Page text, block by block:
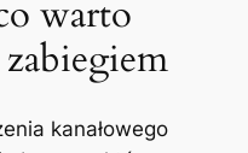
warto
kanałowego